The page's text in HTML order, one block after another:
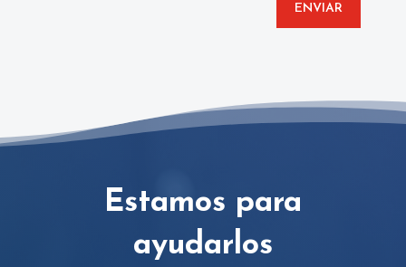
ENVIAR
Estamos para
ayudarlos